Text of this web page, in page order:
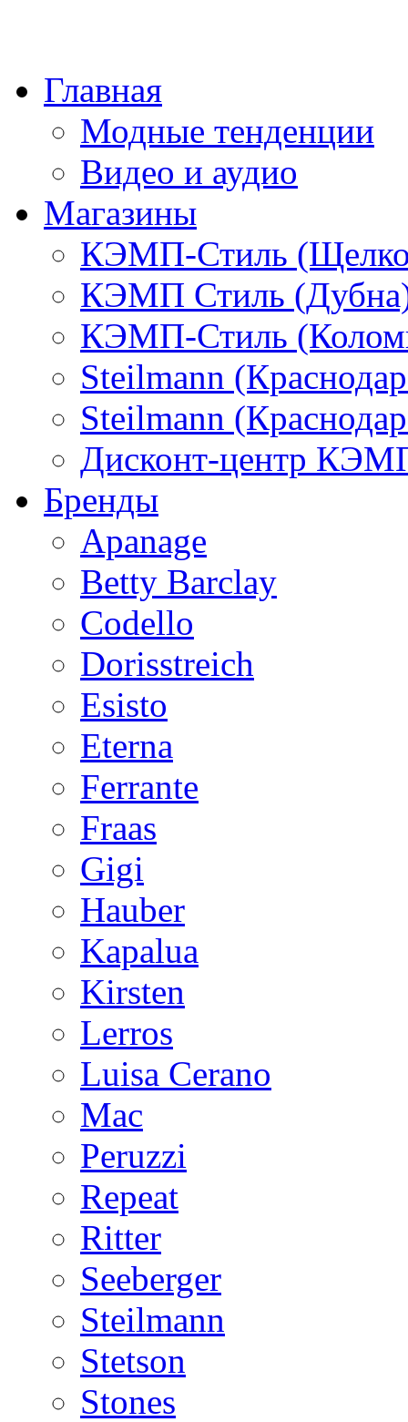
Главная
Модные тенденции
Видео и аудио
Магазины
КЭМП-Стиль
КЭМП Стиль
КЭМП-Стиль
Steilmann
Steilmann
Дисконт-центр
Бренды
Apanage
Betty Barclay
Codello
Dorisstreich
Esisto
Eterna
Ferrante
Fraas
Gigi
Hauber
Kapalua
Kirsten
Lerros
Luisa Cerano
Mac
Peruzzi
Repeat
Ritter
Seeberger
Steilmann
Stetson
Stones